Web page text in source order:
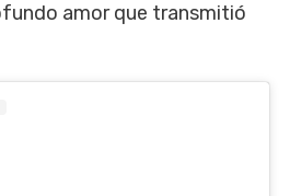
amor que transmitió